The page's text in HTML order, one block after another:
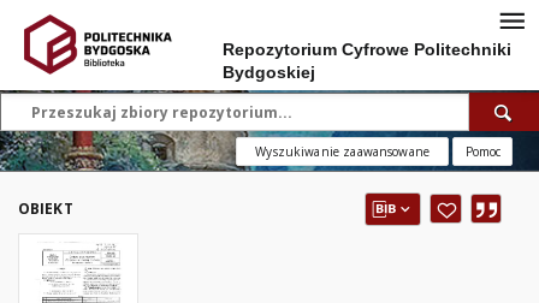
Repozytorium Cyfrowe Politechniki
Bydgoskiej
Wyszukiwanie zaawansowane Pomoc
OBIEKT